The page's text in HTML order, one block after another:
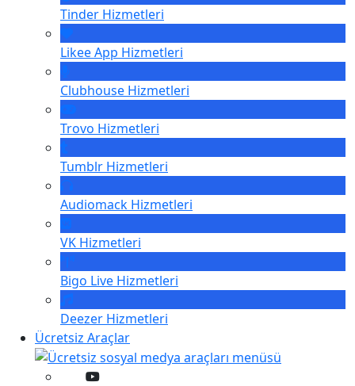
Tinder Hizmetleri
Likee App Hizmetleri
Clubhouse Hizmetleri
Trovo Hizmetleri
Tumblr Hizmetleri
Audiomack Hizmetleri
VK Hizmetleri
Bigo Live Hizmetleri
Deezer Hizmetleri
Ücretsiz Araçlar